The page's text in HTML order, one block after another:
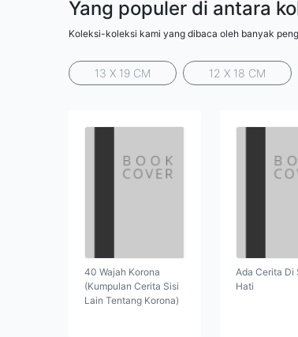
Yang populer di antara
Koleksi-koleksi kami yang dibaca oleh banyak
13 X 19 CM 12 X 18 CM
40 Wajah Korona
(Kumpulan Cerita Sisi
Lain Tentang Korona)
Ada Cerita Di
Hati